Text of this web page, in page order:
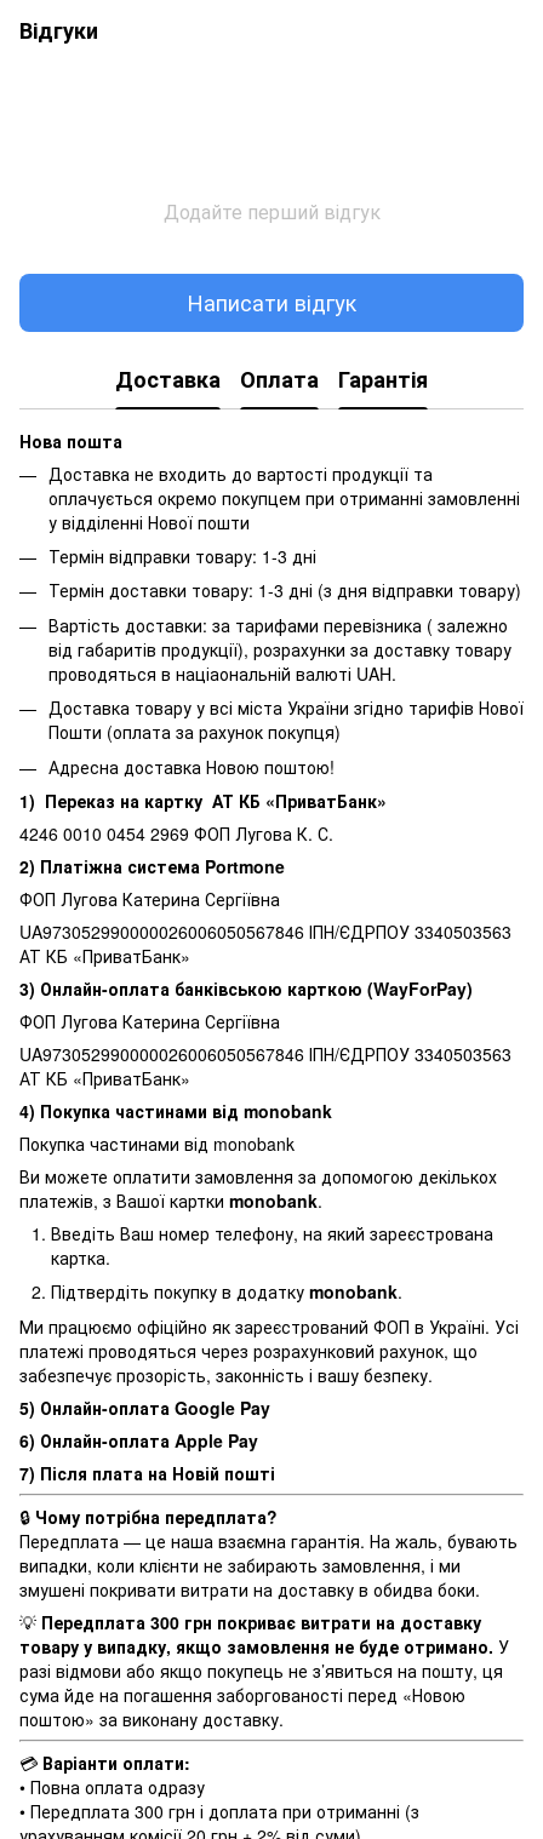
Відгуки
Додайте перший відгук
Написати відгук
Доставка Оплата Гарантія
Нова пошта
Доставка не входить до вартості продукції та
оплачується окремо покупцем при отриманні замовленні
у відділенні Нової пошти
Термін відправки товару: 1-3 дні
Термін доставки товару: 1-3 дні (з дня відправки товару)
Вартість доставки: за тарифами перевізника ( залежно
від габаритів продукції), розрахунки за доставку товару
проводяться в націаональній валюті UAH.
Доставка товару у всі міста України згідно тарифів Нової
Пошти (оплата за рахунок покупця)
Адресна доставка Новою поштою!
1) Переказ на картку АТ КБ «ПриватБанк»
4246 0010 0454 2969 ФОП Лугова К. С.
2) Платіжна система Portmone
ФОП Лугова Катерина Сергіївна
UA973052990000026006050567846 ІПН/ЄДРПОУ 3340503563
АТ КБ «ПриватБанк»
3) Онлайн-оплата банківською карткою (WayForPay)
ФОП Лугова Катерина Сергіївна
UA973052990000026006050567846 ІПН/ЄДРПОУ 3340503563
АТ КБ «ПриватБанк»
4) Покупка частинами від monobank
Покупка частинами від monobank
Ви можете оплатити замовлення за допомогою декількох
платежів, з Вашої картки monobank.
Введіть Ваш номер телефону, на який зареєстрована
картка.
Підтвердіть покупку в додатку monobank.
Ми працюємо офіційно як зареєстрований ФОП в Україні. Усі
платежі проводяться через розрахунковий рахунок, що
забезпечує прозорість, законність і вашу безпеку.
5) Онлайн-оплата Google Pay
6) Онлайн-оплата Apple Pay
7) Після плата на Новій пошті
🔒 Чому потрібна передплата?
Передплата — це наша взаємна гарантія. На жаль, бувають
випадки, коли клієнти не забирають замовлення, і ми
змушені покривати витрати на доставку в обидва боки.
💡 Передплата 300 грн покриває витрати на доставку
товару у випадку, якщо замовлення не буде отримано. У
разі відмови або якщо покупець не з’явиться на пошту, ця
сума йде на погашення заборгованості перед «Новою
поштою» за виконану доставку.
💳 Варіанти оплати:
• Повна оплата одразу
• Передплата 300 грн і доплата при отриманні (з